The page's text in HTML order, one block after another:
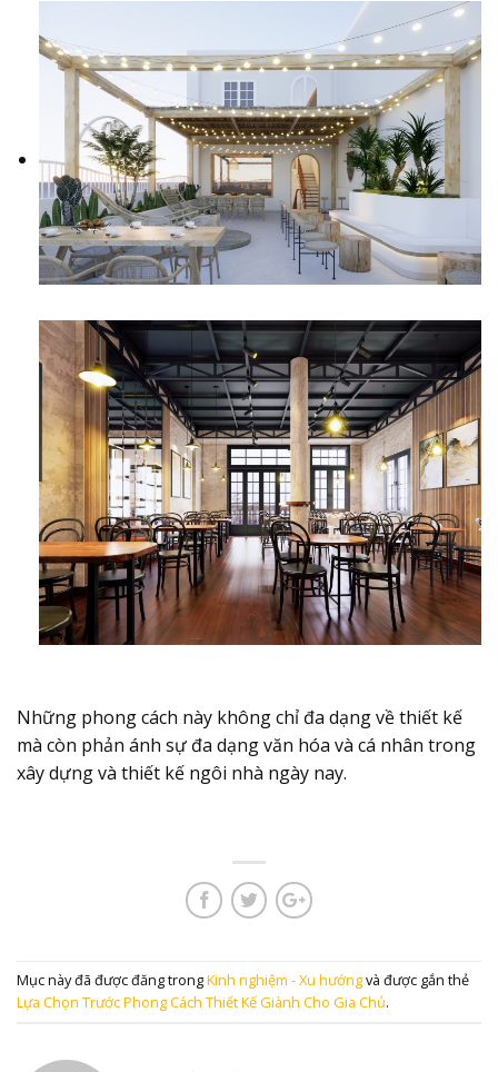
Những phong cách này không chỉ đa dạng về thiết kế
mà còn phản ánh sự đa dạng văn hóa và cá nhân trong
xây dựng và thiết kế ngôi nhà ngày nay.
Mục này đã được đăng trongKinh nghiệm - Xu hướngvà được gắn thẻ
Lựa Chọn Trước Phong Cách Thiết Kế Giành Cho Gia Chủ.